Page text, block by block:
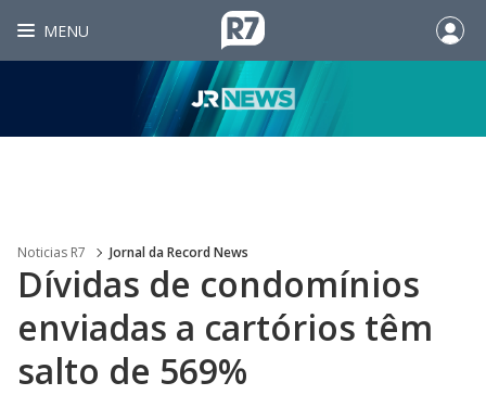
MENU
Noticias R7 Jornal da Record News
Dívidas de condomínios
enviadas a cartórios têm
salto de 569%